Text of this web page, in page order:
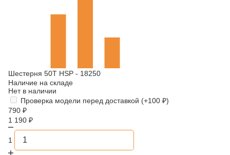
Шестерня 50T HSP - 18250
Наличие на складе
Нет в наличии
Проверка модели перед доставкой (+100 ₽)
790 ₽
1 190 ₽
1